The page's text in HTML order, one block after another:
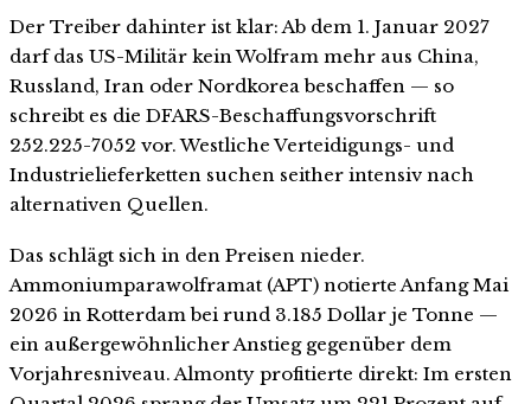
Der Treiber dahinter ist klar: Ab dem 1. Januar 2027
darf das US-Militär kein Wolfram mehr aus China,
Russland, Iran oder Nordkorea beschaffen — so
schreibt es die DFARS-Beschaffungsvorschrift
252.225-7052 vor. Westliche Verteidigungs- und
Industrielieferketten suchen seither intensiv nach
alternativen Quellen.
Das schlägt sich in den Preisen nieder.
Ammoniumparawolframat (APT) notierte Anfang Mai
2026 in Rotterdam bei rund 3.185 Dollar je Tonne —
ein außergewöhnlicher Anstieg gegenüber dem
Vorjahresniveau. Almonty profitierte direkt: Im ersten